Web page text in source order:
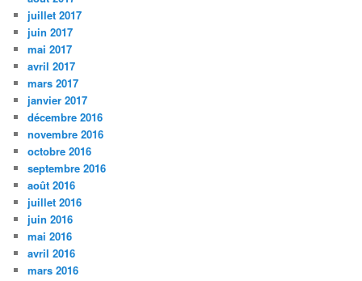
juillet 2017
juin 2017
mai 2017
avril 2017
mars 2017
janvier 2017
décembre 2016
novembre 2016
octobre 2016
septembre 2016
août 2016
juillet 2016
juin 2016
mai 2016
avril 2016
mars 2016